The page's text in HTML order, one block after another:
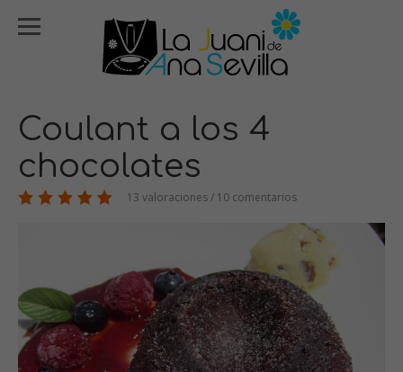
Coulant a los 4
chocolates
13 valoraciones / 10 comentarios